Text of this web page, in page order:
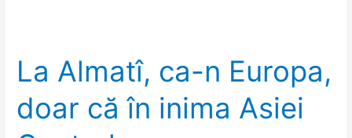
La Almatî, ca-n Europa,
doar că în inima Asiei